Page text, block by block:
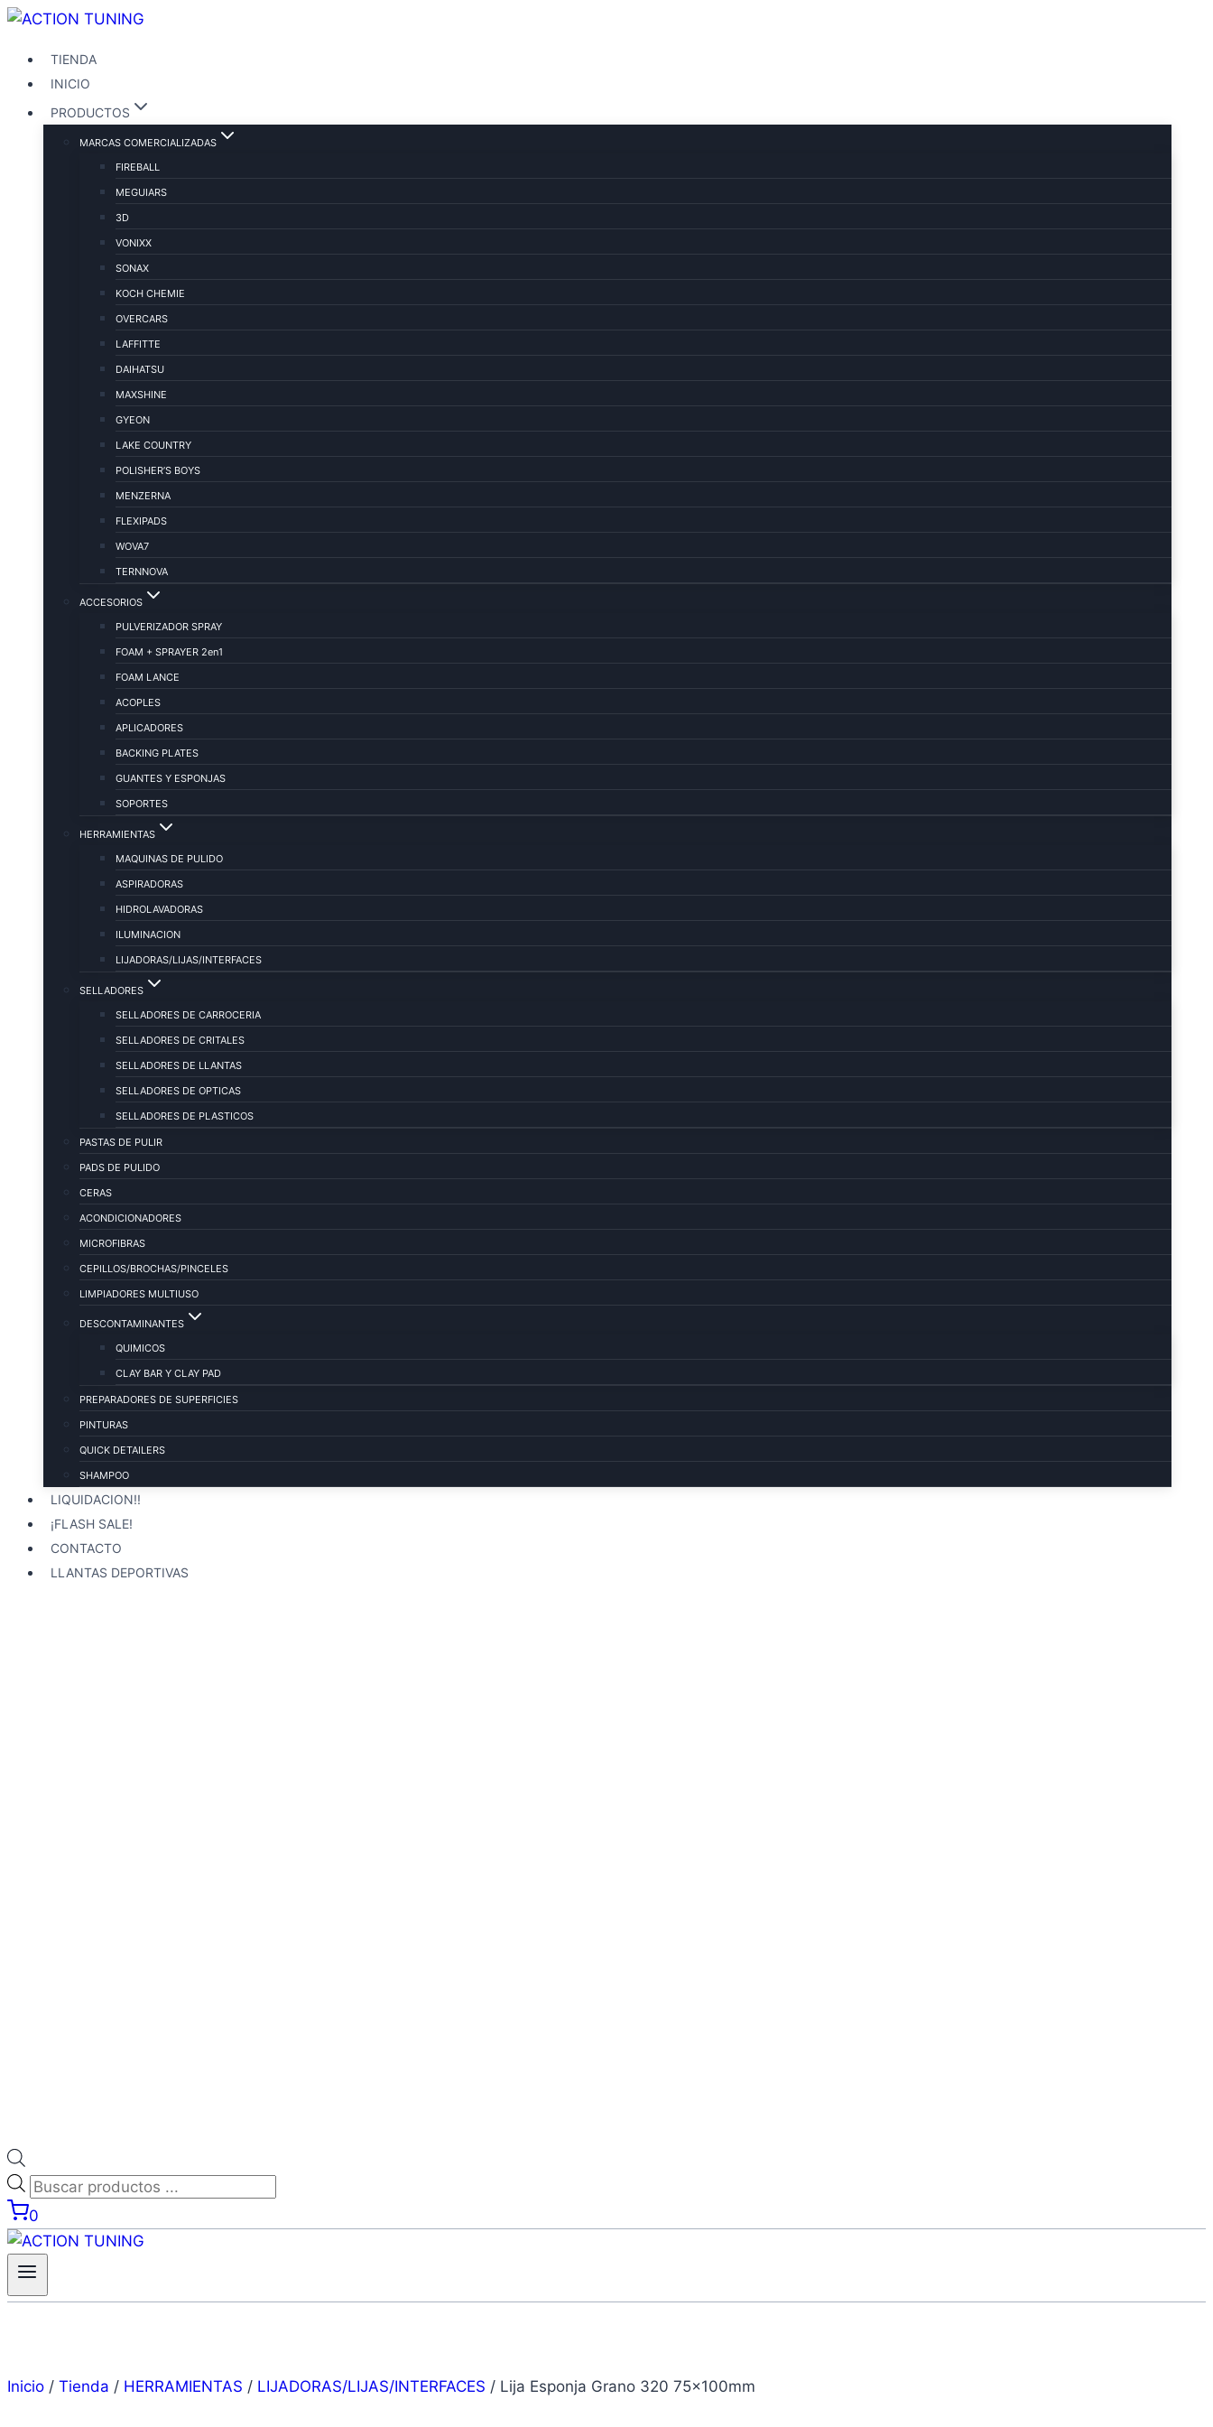
TIENDA
INICIO
PRODUCTOS
MARCAS COMERCIALIZADAS
FIREBALL
MEGUIARS
3D
VONIXX
SONAX
KOCH CHEMIE
OVERCARS
LAFFITTE
DAIHATSU
MAXSHINE
GYEON
LAKE COUNTRY
POLISHER’S BOYS
MENZERNA
FLEXIPADS
WOVA7
TERNNOVA
ACCESORIOS
PULVERIZADOR SPRAY
FOAM + SPRAYER 2en1
FOAM LANCE
ACOPLES
APLICADORES
BACKING PLATES
GUANTES Y ESPONJAS
SOPORTES
HERRAMIENTAS
MAQUINAS DE PULIDO
ASPIRADORAS
HIDROLAVADORAS
ILUMINACION
LIJADORAS/LIJAS/INTERFACES
SELLADORES
SELLADORES DE CARROCERIA
SELLADORES DE CRITALES
SELLADORES DE LLANTAS
SELLADORES DE OPTICAS
SELLADORES DE PLASTICOS
PASTAS DE PULIR
PADS DE PULIDO
CERAS
ACONDICIONADORES
MICROFIBRAS
CEPILLOS/BROCHAS/PINCELES
LIMPIADORES MULTIUSO
DESCONTAMINANTES
QUIMICOS
CLAY BAR Y CLAY PAD
PREPARADORES DE SUPERFICIES
PINTURAS
QUICK DETAILERS
SHAMPOO
LIQUIDACION!!
¡FLASH SALE!
CONTACTO
LLANTAS DEPORTIVAS
0
Inicio / Tienda / HERRAMIENTAS / LIJADORAS/LIJAS/INTERFACES / Lija Esponja Grano 320 75x100mm